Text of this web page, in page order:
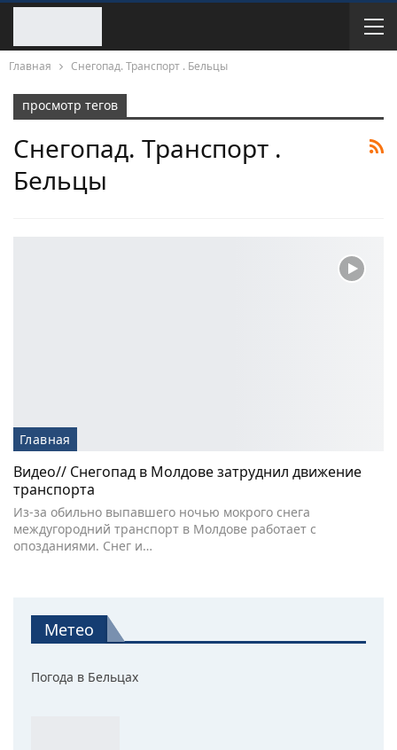
Главная Снегопад. Транспорт . Бельцы
просмотр тегов
Снегопад. Транспорт .
Бельцы
Главная
Видео// Снегопад в Молдове затруднил движение
транспорта
Из-за обильно выпавшего ночью мокрого снега
междугородний транспорт в Молдове работает с
опозданиями. Снег и…
Метео
Погода в Бельцах